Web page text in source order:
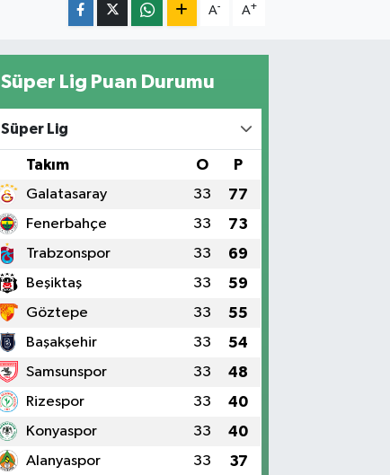
A- A+
Süper Lig Puan Durumu
Süper Lig
Takım O P
Galatasaray 33 77
Fenerbahçe 33 73
Trabzonspor 33 69
Beşiktaş 33 59
Göztepe 33 55
Başakşehir 33 54
Samsunspor 33 48
Rizespor 33 40
Konyaspor 33 40
Alanyaspor 33 37